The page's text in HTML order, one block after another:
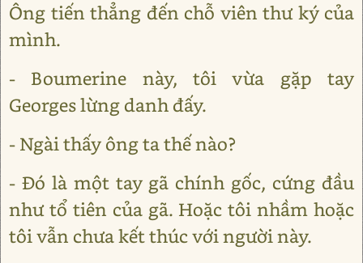
Ông tiến thẳng đến chỗ viên thư ký của
mình.
- Boumerine này, tôi vừa gặp tay
Georges lừng danh đấy.
- Ngài thấy ông ta thế nào?
- Đó là một tay gã chính gốc, cứng đầu
như tổ tiên của gã. Hoặc tôi nhầm hoặc
tôi vẫn chưa kết thúc với người này.